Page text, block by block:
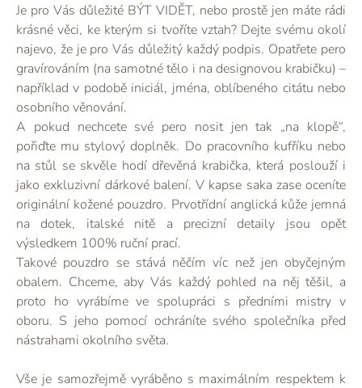
Je pro Vás důležité BÝT VIDĚT, nebo prostě jen máte rádi
krásné věci, ke kterým si tvoříte vztah? Dejte svému okolí
najevo, že je pro Vás důležitý každý podpis. Opatřete pero
gravírováním (na samotné tělo i na designovou krabičku) –
například v podobě iniciál, jména, oblíbeného citátu nebo
osobního věnování.
A pokud nechcete své pero nosit jen tak „na klopě“,
pořiďte mu stylový doplněk. Do pracovního kufříku nebo
na stůl se skvěle hodí dřevěná krabička, která poslouží i
jako exkluzivní dárkové balení. V kapse saka zase oceníte
originální kožené pouzdro. Prvotřídní anglická kůže jemná
na dotek, italské nitě a precizní detaily jsou opět
výsledkem 100% ruční prací.
Takové pouzdro se stává něčím víc než jen obyčejným
obalem. Chceme, aby Vás každý pohled na něj těšil, a
proto ho vyrábíme ve spolupráci s předními mistry v
oboru. S jeho pomocí ochráníte svého společníka před
nástrahami okolního světa.
Vše je samozřejmě vyráběno s maximálním respektem k